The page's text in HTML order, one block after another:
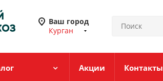
Ваш город
Курган
Акции Контакты